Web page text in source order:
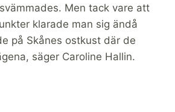
Men tack vare att
klarade man sig ändå
på Skånes ostkust där de
säger Caroline Hallin.